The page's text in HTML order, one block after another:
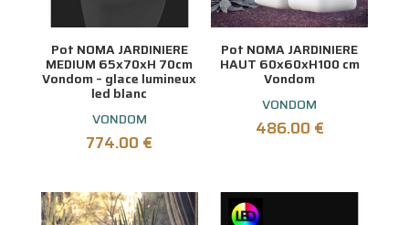
Pot NOMA JARDINIERE
MEDIUM 65x70xH 70cm
Vondom – glace lumineux
led blanc
VONDOM
774.00 €
Pot NOMA JARDINIERE
HAUT 60x60xH100 cm
Vondom
VONDOM
486.00 €